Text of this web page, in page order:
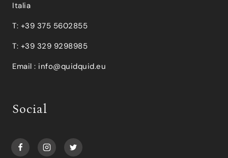
Italia
T: +39 375 5602855
T: +39 329 9298985
Email : info@quidquid.eu
Social